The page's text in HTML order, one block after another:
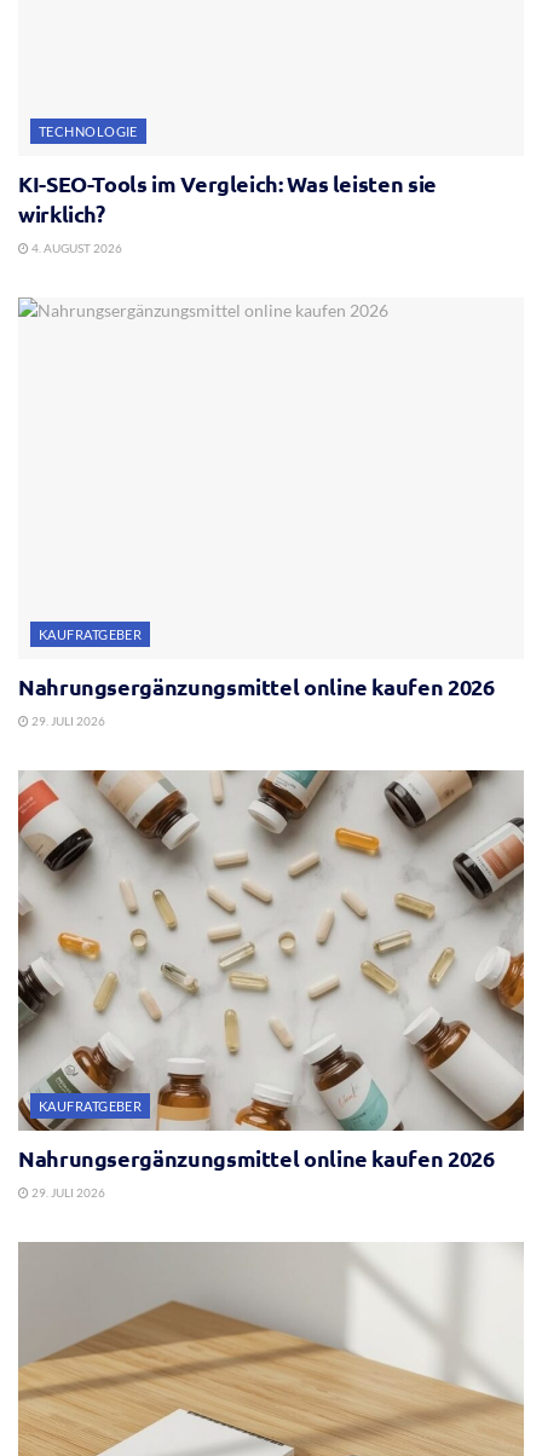
TECHNOLOGIE
KI-SEO-Tools im Vergleich: Was leisten sie
wirklich?
4. AUGUST 2026
KAUFRATGEBER
Nahrungsergänzungsmittel online kaufen 2026
29. JULI 2026
KAUFRATGEBER
Nahrungsergänzungsmittel online kaufen 2026
29. JULI 2026